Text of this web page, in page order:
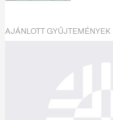
AJÁNLOTT GYŰJTEMÉNYEK